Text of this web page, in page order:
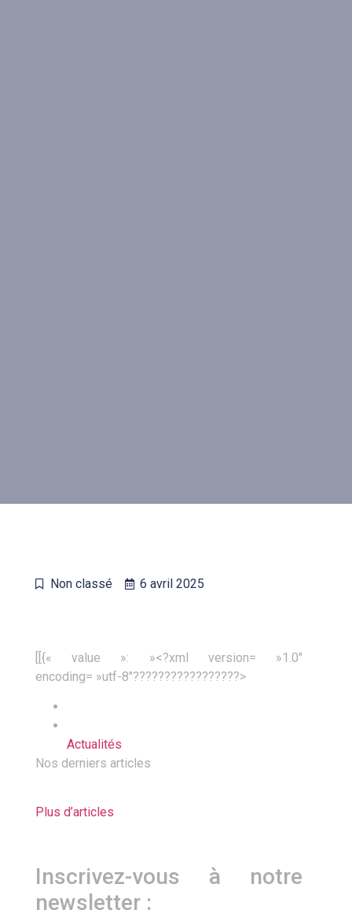
Non classé 6 avril 2025
[[{« value »: »<?xml version= »1.0″
encoding= »utf-8″?????????????????>
Actualités
Nos derniers articles
Plus d’articles
Inscrivez-vous à notre
newsletter :